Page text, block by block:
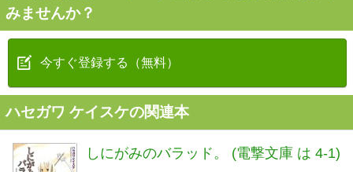
みませんか？
今すぐ登録する（無料）
ハセガワ ケイスケの関連本
しにがみのバラッド。 (電撃文庫 は 4-1)